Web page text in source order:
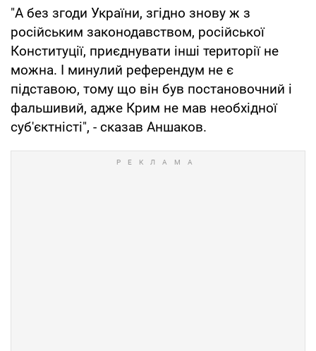
"А без згоди України, згідно знову ж з
російським законодавством, російської
Конституції, приєднувати інші території не
можна. І минулий референдум не є
підставою, тому що він був постановочний і
фальшивий, адже Крим не мав необхідної
суб'єктністі", - сказав Аншаков.